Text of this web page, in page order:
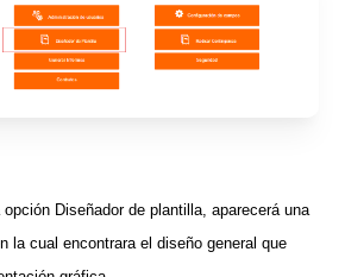
Diseñador de plantilla, aparecerá una
la cual encontrara el diseño general que